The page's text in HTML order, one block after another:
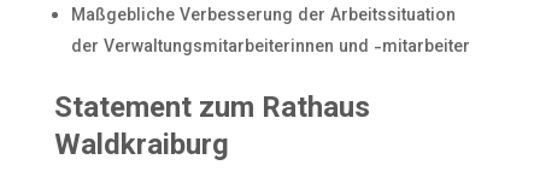
Maßgebliche Verbesserung der Arbeitssituation
der Verwaltungsmitarbeiterinnen und -mitarbeiter
Statement zum Rathaus
Waldkraiburg